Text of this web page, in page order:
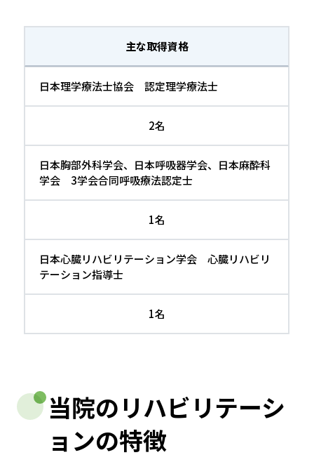
主な取得資格
日本理学療法士協会 認定理学療法士
2名
日本胸部外科学会、日本呼吸器学会、日本麻酔科
学会 3学会合同呼吸療法認定士
1名
日本心臓リハビリテーション学会 心臓リハビリ
テーション指導士
1名
当院のリハビリテーシ
ョンの特徴